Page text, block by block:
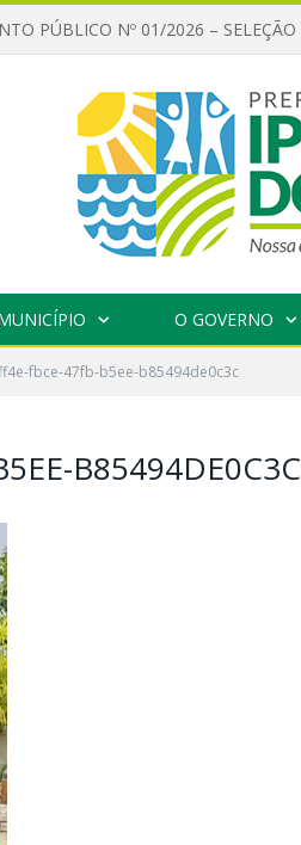
O GOVERNO
fbce-47fb-b5ee-b85494de0c3c
B85494DE0C3C